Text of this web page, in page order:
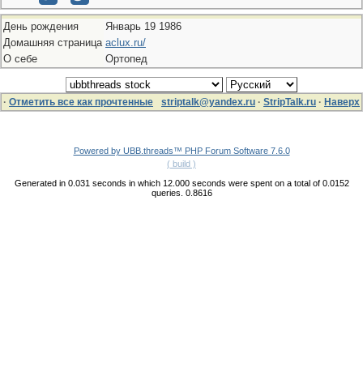
День рождения
Январь 19 1986
Домашняя страница aclux.ru/
О себе
Ортопед
· Отметить все как прочтенные striptalk@yandex.ru · StripTalk.ru · Наверх
Powered by UBB.threads™ PHP Forum Software 7.6.0
( build )
Generated in 0.031 seconds in which 12.000 seconds were spent on a total of 0.0152
queries. 0.8616